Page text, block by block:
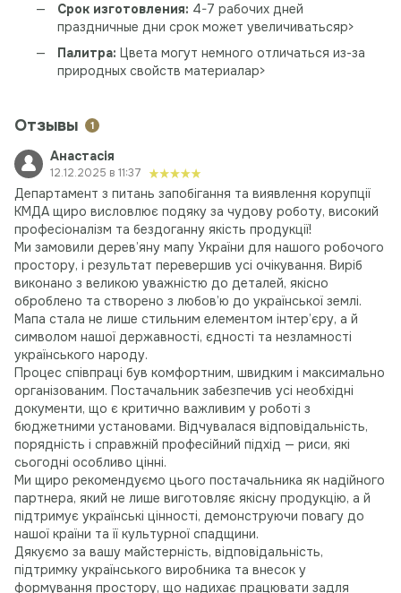
Срок изготовления: 4-7 рабочих дней
праздничные дни срок может увеличиватьсяp>
Палитра: Цвета могут немного отличаться из-за
природных свойств материалаp>
Отзывы 1
Анастасія
12.12.2025 в 11:37
Департамент з питань запобігання та виявлення корупції
КМДА щиро висловлює подяку за чудову роботу, високий
професіоналізм та бездоганну якість продукції!
Ми замовили дерев’яну мапу України для нашого робочого
простору, і результат перевершив усі очікування. Виріб
виконано з великою уважністю до деталей, якісно
оброблено та створено з любов’ю до української землі.
Мапа стала не лише стильним елементом інтер’єру, а й
символом нашої державності, єдності та незламності
українського народу.
Процес співпраці був комфортним, швидким і максимально
організованим. Постачальник забезпечив усі необхідні
документи, що є критично важливим у роботі з
бюджетними установами. Відчувалася відповідальність,
порядність і справжній професійний підхід — риси, які
сьогодні особливо цінні.
Ми щиро рекомендуємо цього постачальника як надійного
партнера, який не лише виготовляє якісну продукцію, а й
підтримує українські цінності, демонструючи повагу до
нашої країни та її культурної спадщини.
Дякуємо за вашу майстерність, відповідальність,
підтримку українського виробника та внесок у
формування простору, що надихає працювати задля